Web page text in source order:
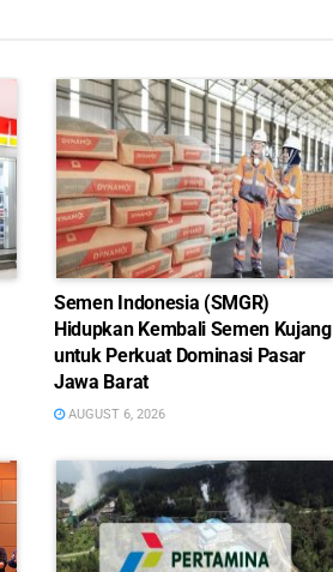
Semen Indonesia (SMGR)
Hidupkan Kembali Semen Kujang
untuk Perkuat Dominasi Pasar
Jawa Barat
AUGUST 6, 2026